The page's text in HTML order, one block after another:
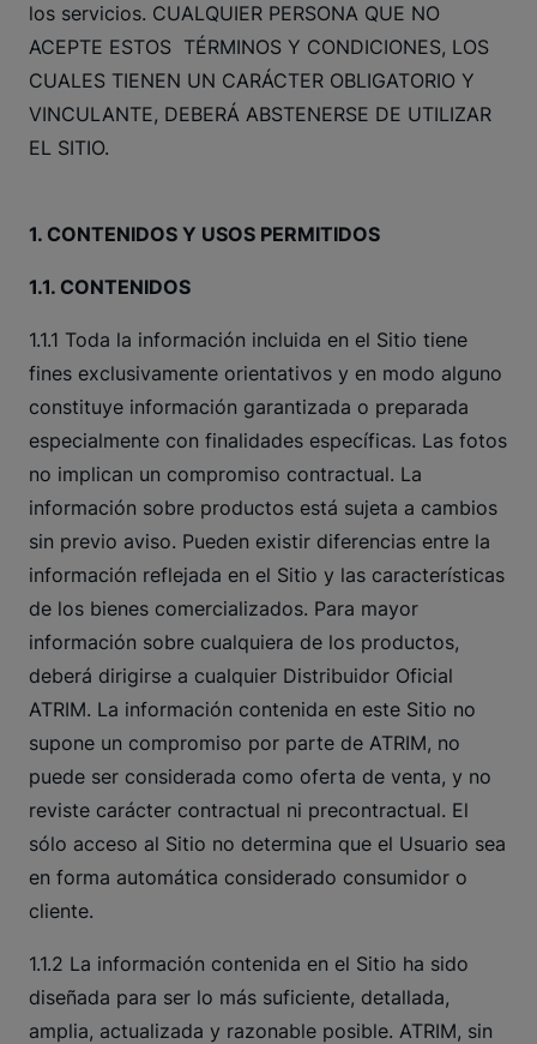
los servicios. CUALQUIER PERSONA QUE NO
ACEPTE ESTOS TÉRMINOS Y CONDICIONES, LOS
CUALES TIENEN UN CARÁCTER OBLIGATORIO Y
VINCULANTE, DEBERÁ ABSTENERSE DE UTILIZAR
EL SITIO.
1. CONTENIDOS Y USOS PERMITIDOS
1.1. CONTENIDOS
1.1.1 Toda la información incluida en el Sitio tiene
fines exclusivamente orientativos y en modo alguno
constituye información garantizada o preparada
especialmente con finalidades específicas. Las fotos
no implican un compromiso contractual. La
información sobre productos está sujeta a cambios
sin previo aviso. Pueden existir diferencias entre la
información reflejada en el Sitio y las características
de los bienes comercializados. Para mayor
información sobre cualquiera de los productos,
deberá dirigirse a cualquier Distribuidor Oficial
ATRIM. La información contenida en este Sitio no
supone un compromiso por parte de ATRIM, no
puede ser considerada como oferta de venta, y no
reviste carácter contractual ni precontractual. El
sólo acceso al Sitio no determina que el Usuario sea
en forma automática considerado consumidor o
cliente.
1.1.2 La información contenida en el Sitio ha sido
diseñada para ser lo más suficiente, detallada,
amplia, actualizada y razonable posible. ATRIM, sin